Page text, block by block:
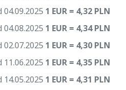
04.09.2025 1 EUR = 4,32 PLN
04.08.2025 1 EUR = 4,34 PLN
02.07.2025 1 EUR = 4,30 PLN
11.06.2025 1 EUR = 4,35 PLN
14.05.2025 1 EUR = 4,31 PLN